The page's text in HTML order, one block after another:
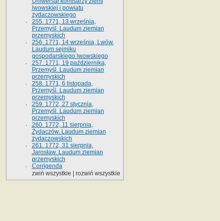
lwowskiej i powiatu
żydaczowskiego
255. 1771, 13 września,
Przemyśl. Laudum ziemian
przemyskich
256. 1771, 14 września, Lwów.
Laudum sejmiku
gospodarskiego lwowskiego
257. 1771, 19 października,
Przemyśl. Laudum ziemian
przemyskich
258. 1771, 6 listopada,
Przemyśl. Laudum ziemian
przemyskich
259. 1772, 27 stycznia,
Przemyśl. Laudum ziemian
przemyskich
260. 1772, 11 sierpnia,
Żydaczów. Laudum ziemian
żydaczowskich
261. 1772, 31 sierpnia,
Jarosław. Laudum ziemian
przemyskich
Corrigenda
zwiń wszystkie
rozwiń wszystkie